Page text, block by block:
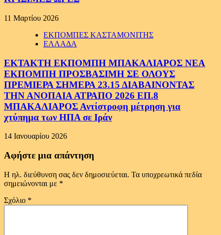
11 Μαρτίου 2026
ΕΚΠΟΜΠΕΣ ΚΑΣΤΑΜΟΝΙΤΗΣ
ΕΛΛΑΔΑ
ΕΚΤΑΚΤΗ ΕΚΠΟΜΠΗ ΜΠΑΚΑΛΙΑΡΟΣ ΝΕΑ
ΕΚΠΟΜΠΗ ΠΡΟΣΒΑΣΙΜΗ ΣΕ ΟΛΟΥΣ
ΠΡΕΜΙΕΡΑ ΣΗΜΕΡΑ 23.15 ΔΙΑΒΑΙΝΟΝΤΑΣ
ΤΗΝ ΑΝΟΠΑΙΑ ΑΤΡΑΠΟ 2026 ΕΠ.8
ΜΠΑΚΑΛΙΑΡΟΣ Αντίστροφη μέτρηση για
χτύπημα των ΗΠΑ σε Ιράν
14 Ιανουαρίου 2026
Αφήστε μια απάντηση
Η ηλ. διεύθυνση σας δεν δημοσιεύεται. Τα υποχρεωτικά πεδία
σημειώνονται με *
Σχόλιο *